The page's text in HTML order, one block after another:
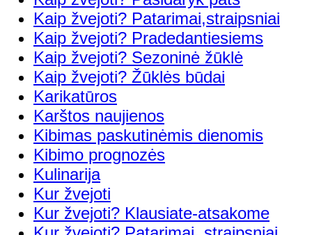
Kaip žvejoti? Patarimai,straipsniai
Kaip žvejoti? Pradedantiesiems
Kaip žvejoti? Sezoninė žūklė
Kaip žvejoti? Žūklės būdai
Karikatūros
Karštos naujienos
Kibimas paskutinėmis dienomis
Kibimo prognozės
Kulinarija
Kur žvejoti
Kur žvejoti? Klausiate-atsakome